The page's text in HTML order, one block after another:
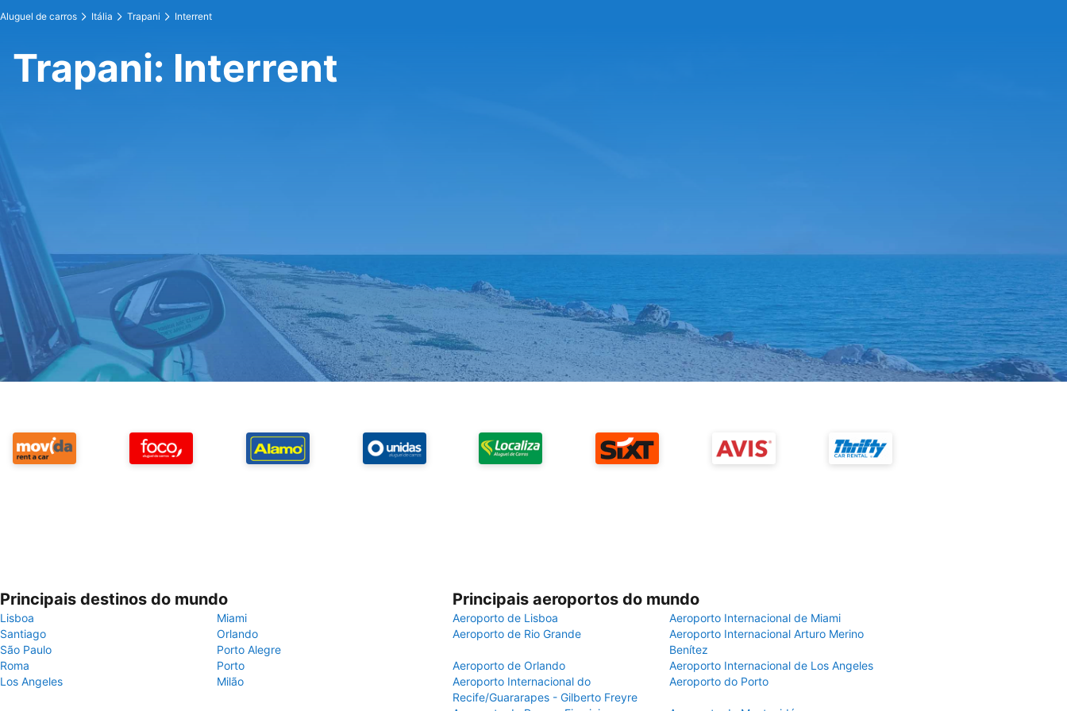
Aluguel de carros Itália Trapani Interrent
Trapani: Interrent
Principais destinos do mundo
Lisboa
Miami
Santiago
Orlando
São Paulo
Porto Alegre
Roma
Porto
Los Angeles
Milão
Principais aeroportos do mundo
Aeroporto de Lisboa
Aeroporto Internacional de Miami
Aeroporto de Rio Grande
Aeroporto Internacional Arturo Merino
Benítez
Aeroporto de Orlando
Aeroporto Internacional de Los Angeles
Aeroporto Internacional do
Recife/Guararapes - Gilberto Freyre
Aeroporto do Porto